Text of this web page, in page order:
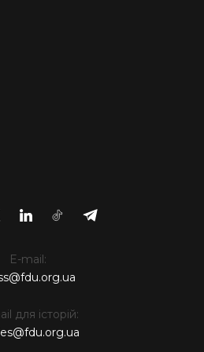
E-mail:
для історій: